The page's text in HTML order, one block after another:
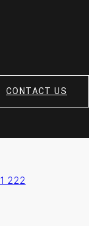
CONTACT US
222